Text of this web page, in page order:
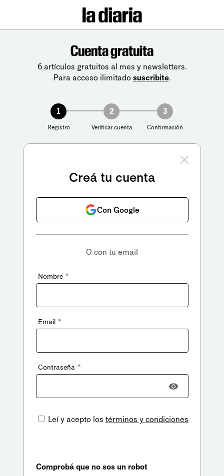
Cuenta gratuita
6 artículos gratuitos al mes y newsletters.
Para acceso ilimitado suscribite.
1
Registro
2
Verificar cuenta
3
Confirmación
Creá tu cuenta
Con Google
O con tu email
Nombre *
Email *
Contraseña *
Leí y acepto los términos y condiciones
Comprobá que no sos un robot